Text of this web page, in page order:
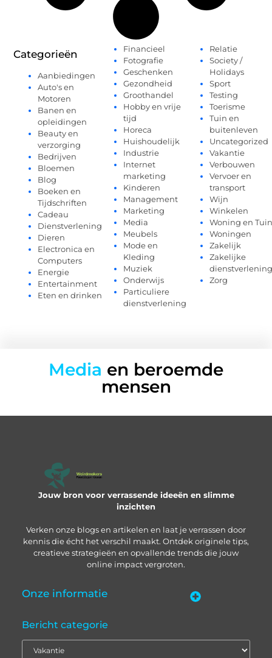
Categorieën
Aanbiedingen
Auto's en
Motoren
Banen en
opleidingen
Beauty en
verzorging
Bedrijven
Bloemen
Blog
Boeken en
Tijdschriften
Cadeau
Dienstverlening
Dieren
Electronica en
Computers
Energie
Entertainment
Eten en drinken
Financieel
Fotografie
Geschenken
Gezondheid
Groothandel
Hobby en vrije
tijd
Horeca
Huishoudelijk
Industrie
Internet
marketing
Kinderen
Management
Marketing
Media
Meubels
Mode en
Kleding
Muziek
Onderwijs
Particuliere
dienstverlening
Relatie
Society /
Holidays
Sport
Testing
Toerisme
Tuin en
buitenleven
Uncategorized
Vakantie
Verbouwen
Vervoer en
transport
Wijn
Winkelen
Woning en Tuin
Woningen
Zakelijk
Zakelijke
dienstverlening
Zorg
Media en beroemde
mensen
Jouw bron voor verrassende ideeën en slimme
inzichten
Verken onze blogs en artikelen en laat je verrassen door
kennis die écht het verschil maakt. Ontdek originele tips,
creatieve strategieën en opvallende trends die jouw
online impact vergroten.
Onze informatie
Bericht categorie